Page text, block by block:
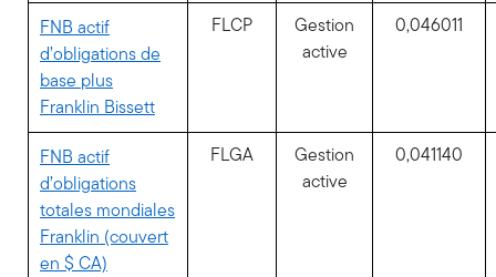
FNB actif
d’obligations de
base plus
Franklin Bissett
FLCP
Gestion
active
0,046011
FNB actif
d’obligations
totales mondiales
Franklin (couvert
en $ CA)
FLGA
Gestion
active
0,041140